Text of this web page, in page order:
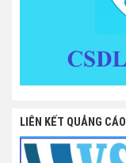
LIÊN KẾT QUẢNG CÁO